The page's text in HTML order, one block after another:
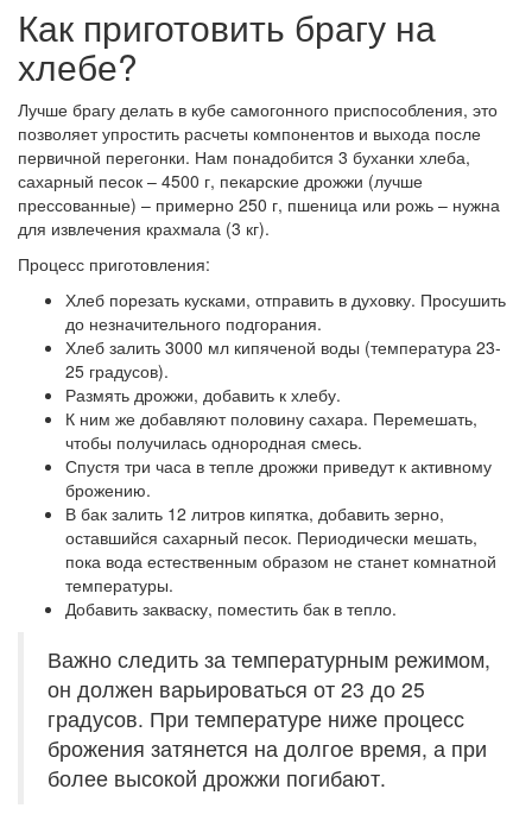
Как приготовить брагу на
хлебе?
Лучше брагу делать в кубе самогонного приспособления, это
позволяет упростить расчеты компонентов и выхода после
первичной перегонки. Нам понадобится 3 буханки хлеба,
сахарный песок – 4500 г, пекарские дрожжи (лучше
прессованные) – примерно 250 г, пшеница или рожь – нужна
для извлечения крахмала (3 кг).
Процесс приготовления:
Хлеб порезать кусками, отправить в духовку. Просушить
до незначительного подгорания.
Хлеб залить 3000 мл кипяченой воды (температура 23-
25 градусов).
Размять дрожжи, добавить к хлебу.
К ним же добавляют половину сахара. Перемешать,
чтобы получилась однородная смесь.
Спустя три часа в тепле дрожжи приведут к активному
брожению.
В бак залить 12 литров кипятка, добавить зерно,
оставшийся сахарный песок. Периодически мешать,
пока вода естественным образом не станет комнатной
температуры.
Добавить закваску, поместить бак в тепло.
Важно следить за температурным режимом,
он должен варьироваться от 23 до 25
градусов. При температуре ниже процесс
брожения затянется на долгое время, а при
более высокой дрожжи погибают.